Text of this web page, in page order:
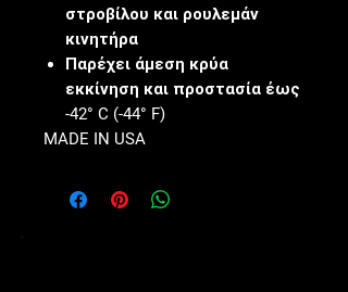
στροβίλου και ρουλεμάν
κινητήρα
Παρέχει άμεση κρύα
εκκίνηση και προστασία έως
-42° C (-44° F)
MADE IN USA